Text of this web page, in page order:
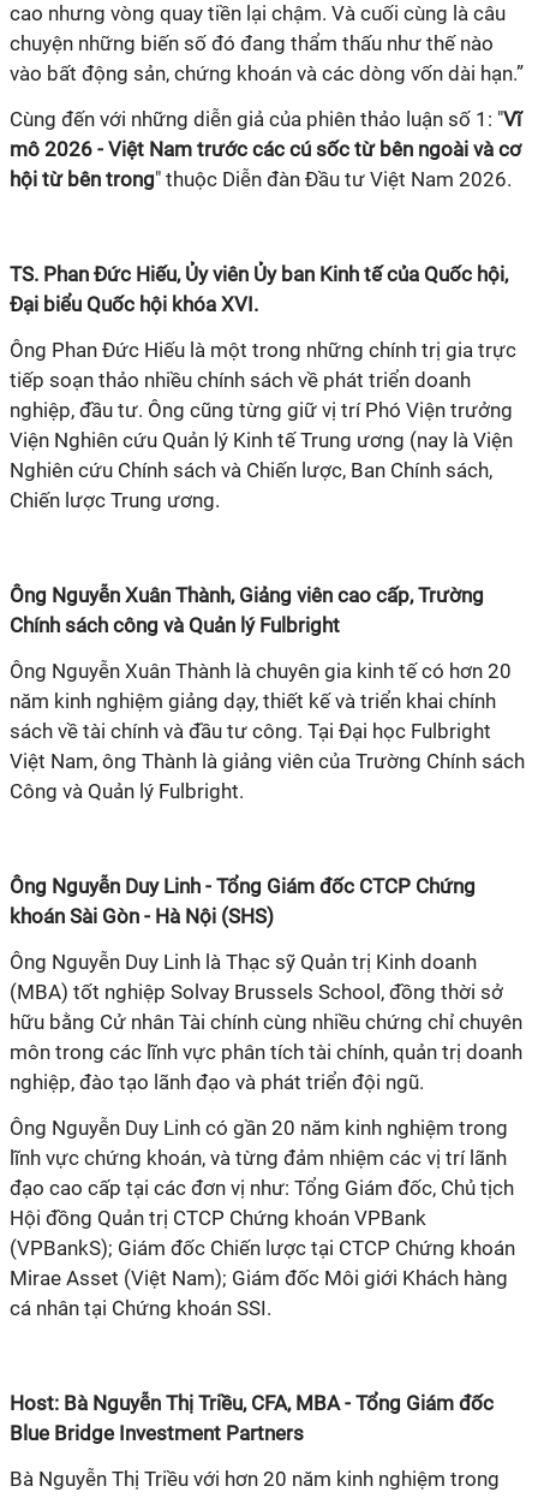
cao nhưng vòng quay tiền lại chậm. Và cuối cùng là câu
chuyện những biến số đó đang thẩm thấu như thế nào
vào bất động sản, chứng khoán và các dòng vốn dài hạn.”
Cùng đến với những diễn giả của phiên thảo luận số 1: "Vĩ
mô 2026 - Việt Nam trước các cú sốc từ bên ngoài và cơ
hội từ bên trong" thuộc Diễn đàn Đầu tư Việt Nam 2026.
TS. Phan Đức Hiếu, Ủy viên Ủy ban Kinh tế của Quốc hội,
Đại biểu Quốc hội khóa XVI.
Ông Phan Đức Hiếu là một trong những chính trị gia trực
tiếp soạn thảo nhiều chính sách về phát triển doanh
nghiệp, đầu tư. Ông cũng từng giữ vị trí Phó Viện trưởng
Viện Nghiên cứu Quản lý Kinh tế Trung ương (nay là Viện
Nghiên cứu Chính sách và Chiến lược, Ban Chính sách,
Chiến lược Trung ương.
Ông Nguyễn Xuân Thành, Giảng viên cao cấp, Trường
Chính sách công và Quản lý Fulbright
Ông Nguyễn Xuân Thành là chuyên gia kinh tế có hơn 20
năm kinh nghiệm giảng dạy, thiết kế và triển khai chính
sách về tài chính và đầu tư công. Tại Đại học Fulbright
Việt Nam, ông Thành là giảng viên của Trường Chính sách
Công và Quản lý Fulbright.
Ông Nguyễn Duy Linh - Tổng Giám đốc CTCP Chứng
khoán Sài Gòn - Hà Nội (SHS)
Ông Nguyễn Duy Linh là Thạc sỹ Quản trị Kinh doanh
(MBA) tốt nghiệp Solvay Brussels School, đồng thời sở
hữu bằng Cử nhân Tài chính cùng nhiều chứng chỉ chuyên
môn trong các lĩnh vực phân tích tài chính, quản trị doanh
nghiệp, đào tạo lãnh đạo và phát triển đội ngũ.
Ông Nguyễn Duy Linh có gần 20 năm kinh nghiệm trong
lĩnh vực chứng khoán, và từng đảm nhiệm các vị trí lãnh
đạo cao cấp tại các đơn vị như: Tổng Giám đốc, Chủ tịch
Hội đồng Quản trị CTCP Chứng khoán VPBank
(VPBankS); Giám đốc Chiến lược tại CTCP Chứng khoán
Mirae Asset (Việt Nam); Giám đốc Môi giới Khách hàng
cá nhân tại Chứng khoán SSI.
Host: Bà Nguyễn Thị Triều, CFA, MBA - Tổng Giám đốc
Blue Bridge Investment Partners
Bà Nguyễn Thị Triều với hơn 20 năm kinh nghiệm trong